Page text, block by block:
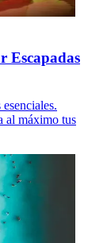
Escapadas
al máximo tus